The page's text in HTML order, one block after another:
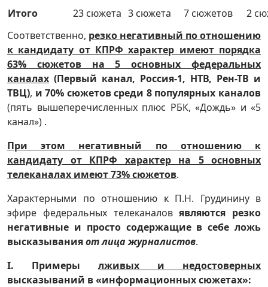
Итого
23 сюжета 3 сюжета 7 сюжетов
2
Соответственно, резко негативный по отношению
к кандидату от КПРФ характер имеют порядка
63% сюжетов на 5 основных федеральных
каналах (Первый канал, Россия-1, НТВ, Рен-ТВ и
ТВЦ), и 70% сюжетов среди 8 популярных каналов
(пять вышеперечисленных плюс РБК, «Дождь» и «5
канал») .
При этом негативный по отношению к
кандидату от КПРФ характер на 5 основных
телеканалах имеют 73% сюжетов.
Характерными по отношению к П.Н. Грудинину в
эфире федеральных телеканаловявляются резко
негативные и просто содержащие в себе ложь
высказыванияот лица журналистов.
I. Примеры лживых и недостоверных
высказываний в «информационных сюжетах»: